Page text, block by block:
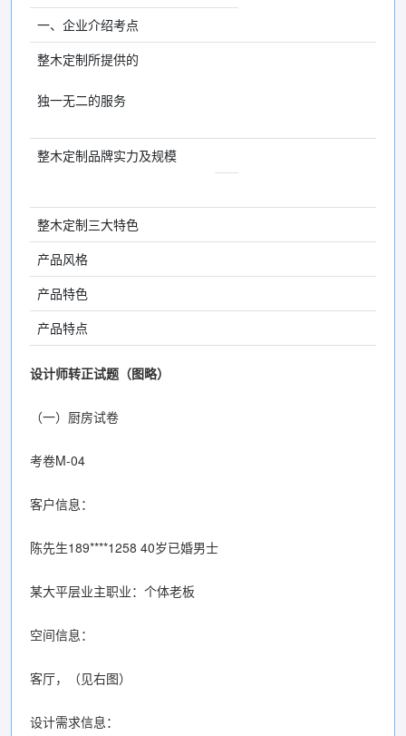
一、企业介绍考点
整木定制所提供的
独一无二的服务
整木定制品牌实力及规模
整木定制三大特色
产品风格
产品特色
产品特点
设计师转正试题（图略）
（一）厨房试卷
考卷M-04
客户信息：
陈先生189****1258 40岁已婚男士
某大平层业主职业：个体老板
空间信息：
客厅，（见右图）
设计需求信息：